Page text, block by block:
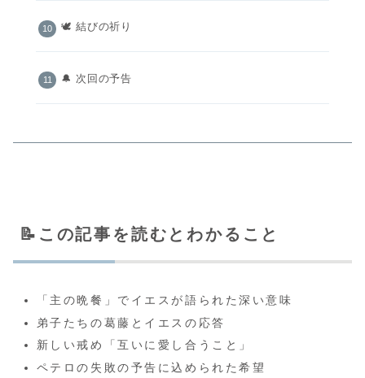
🕊️ 結びの祈り
🔔 次回の予告
📝この記事を読むとわかること
「主の晩餐」でイエスが語られた深い意味
弟子たちの葛藤とイエスの応答
新しい戒め「互いに愛し合うこと」
ペテロの失敗の予告に込められた希望